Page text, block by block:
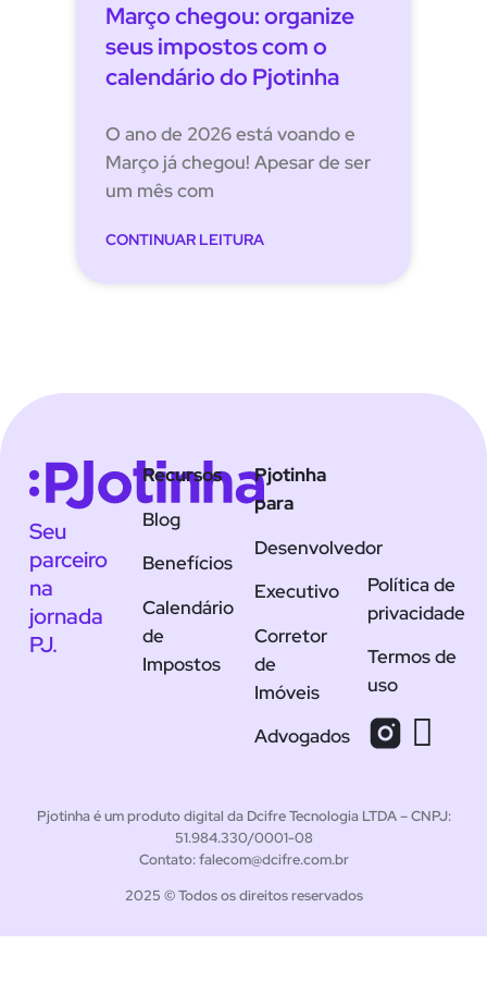
Março chegou: organize
seus impostos com o
calendário do Pjotinha
O ano de 2026 está voando e
Março já chegou! Apesar de ser
um mês com
CONTINUAR LEITURA
Seu
parceiro
na
jornada
PJ.
Recursos
Blog
Benefícios
Calendário
de
Impostos
Pjotinha
para
Desenvolvedor
Executivo
Corretor
de
Imóveis
Advogados
Política de
privacidade
Termos de
uso
Pjotinha é um produto digital da Dcifre Tecnologia LTDA – CNPJ:
51.984.330/0001-08
Contato: falecom@dcifre.com.br
2025 © Todos os direitos reservados